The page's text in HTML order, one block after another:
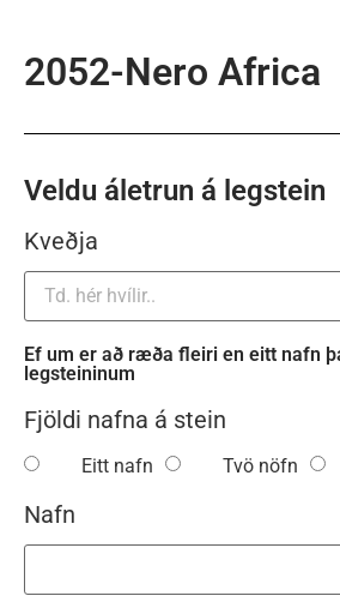
2052-Nero Africa
Veldu áletrun á legstein
Kveðja
Ef um er að ræða fleiri en eitt nafn
legsteininum
Fjöldi nafna á stein
Eitt nafn Tvö nöfn
Nafn